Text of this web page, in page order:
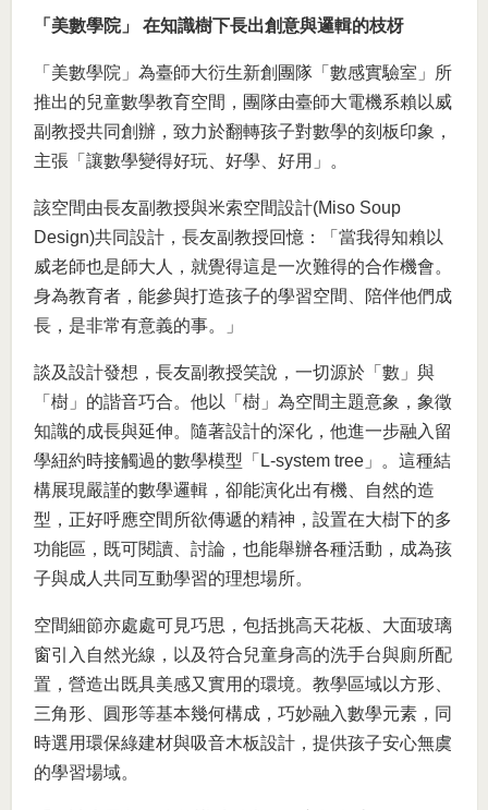
「美數學院」 在知識樹下長出創意與邏輯的枝枒
「美數學院」為臺師大衍生新創團隊「數感實驗室」所
推出的兒童數學教育空間，團隊由臺師大電機系賴以威
副教授共同創辦，致力於翻轉孩子對數學的刻板印象，
主張「讓數學變得好玩、好學、好用」。
該空間由長友副教授與米索空間設計(Miso Soup
Design)共同設計，長友副教授回憶：「當我得知賴以
威老師也是師大人，就覺得這是一次難得的合作機會。
身為教育者，能參與打造孩子的學習空間、陪伴他們成
長，是非常有意義的事。」
談及設計發想，長友副教授笑說，一切源於「數」與
「樹」的諧音巧合。他以「樹」為空間主題意象，象徵
知識的成長與延伸。隨著設計的深化，他進一步融入留
學紐約時接觸過的數學模型「L-system tree」。這種結
構展現嚴謹的數學邏輯，卻能演化出有機、自然的造
型，正好呼應空間所欲傳遞的精神，設置在大樹下的多
功能區，既可閱讀、討論，也能舉辦各種活動，成為孩
子與成人共同互動學習的理想場所。
空間細節亦處處可見巧思，包括挑高天花板、大面玻璃
窗引入自然光線，以及符合兒童身高的洗手台與廁所配
置，營造出既具美感又實用的環境。教學區域以方形、
三角形、圓形等基本幾何構成，巧妙融入數學元素，同
時選用環保綠建材與吸音木板設計，提供孩子安心無虞
的學習場域。